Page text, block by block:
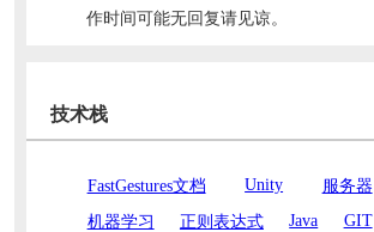
作时间可能无回复请见谅。
技术栈
FastGestures文档 Unity
服务器
机器学习
正则表达式 Java
GIT